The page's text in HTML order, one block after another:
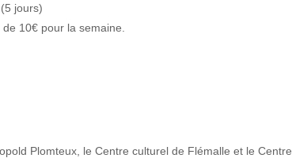
jours)
10€ pour la semaine.
Plomteux, le Centre culturel de Flémalle et le Centre